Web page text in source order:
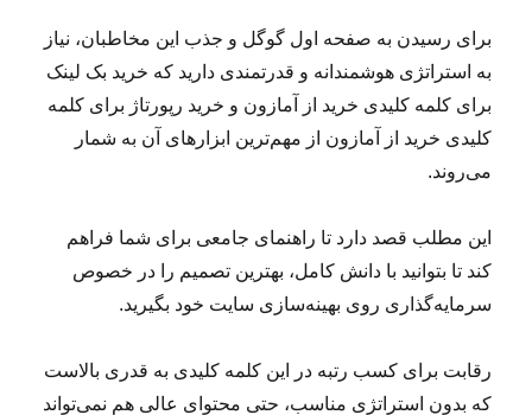
برای رسیدن به صفحه اول گوگل و جذب این مخاطبان، نیاز
به استراتژی هوشمندانه و قدرتمندی دارید که خرید بک لینک
برای کلمه کلیدی خرید از آمازون و خرید رپورتاژ برای کلمه
کلیدی خرید از آمازون از مهم‌ترین ابزارهای آن به شمار
می‌روند.
این مطلب قصد دارد تا راهنمای جامعی برای شما فراهم
کند تا بتوانید با دانش کامل، بهترین تصمیم را در خصوص
سرمایه‌گذاری روی بهینه‌سازی سایت خود بگیرید.
رقابت برای کسب رتبه در این کلمه کلیدی به قدری بالاست
که بدون استراتژی مناسب، حتی محتوای عالی هم نمی‌تواند